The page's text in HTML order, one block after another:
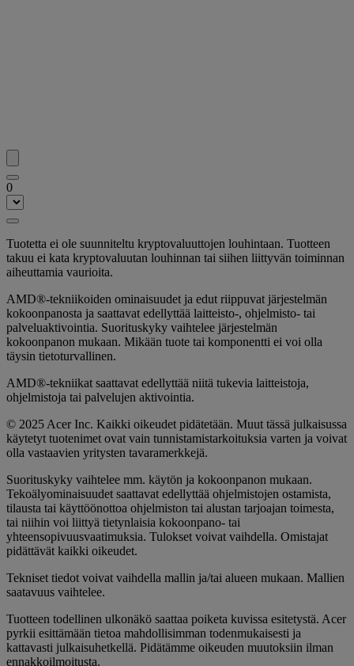
0
Tuotetta ei ole suunniteltu kryptovaluuttojen louhintaan. Tuotteen
takuu ei kata kryptovaluutan louhinnan tai siihen liittyvän toiminnan
aiheuttamia vaurioita.
AMD®-tekniikoiden ominaisuudet ja edut riippuvat järjestelmän
kokoonpanosta ja saattavat edellyttää laitteisto-, ohjelmisto- tai
palveluaktivointia. Suorituskyky vaihtelee järjestelmän
kokoonpanon mukaan. Mikään tuote tai komponentti ei voi olla
täysin tietoturvallinen.
AMD®-tekniikat saattavat edellyttää niitä tukevia laitteistoja,
ohjelmistoja tai palvelujen aktivointia.
© 2025 Acer Inc. Kaikki oikeudet pidätetään. Muut tässä julkaisussa
käytetyt tuotenimet ovat vain tunnistamistarkoituksia varten ja voivat
olla vastaavien yritysten tavaramerkkejä.
Suorituskyky vaihtelee mm. käytön ja kokoonpanon mukaan.
Tekoälyominaisuudet saattavat edellyttää ohjelmistojen ostamista,
tilausta tai käyttöönottoa ohjelmiston tai alustan tarjoajan toimesta,
tai niihin voi liittyä tietynlaisia kokoonpano- tai
yhteensopivuusvaatimuksia. Tulokset voivat vaihdella. Omistajat
pidättävät kaikki oikeudet.
Tekniset tiedot voivat vaihdella mallin ja/tai alueen mukaan. Mallien
saatavuus vaihtelee.
Tuotteen todellinen ulkonäkö saattaa poiketa kuvissa esitetystä. Acer
pyrkii esittämään tietoa mahdollisimman todenmukaisesti ja
kattavasti julkaisuhetkellä. Pidätämme oikeuden muutoksiin ilman
ennakkoilmoitusta.